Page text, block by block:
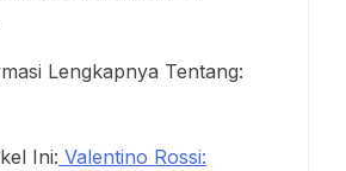
Lengkapnya Tentang:
Ini: Valentino Rossi: